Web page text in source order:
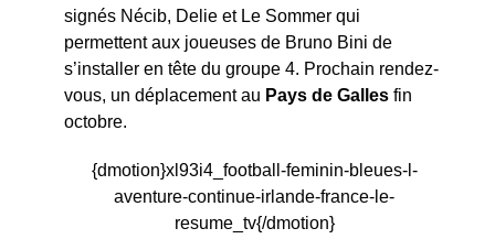
signés Nécib, Delie et Le Sommer qui
permettent aux joueuses de Bruno Bini de
s’installer en tête du groupe 4. Prochain rendez-
vous, un déplacement au Pays de Galles fin
octobre.
{dmotion}xl93i4_football-feminin-bleues-l-
aventure-continue-irlande-france-le-
resume_tv{/dmotion}